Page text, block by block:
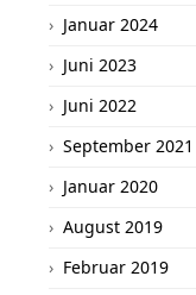
Januar 2024
Juni 2023
Juni 2022
September 2021
Januar 2020
August 2019
Februar 2019